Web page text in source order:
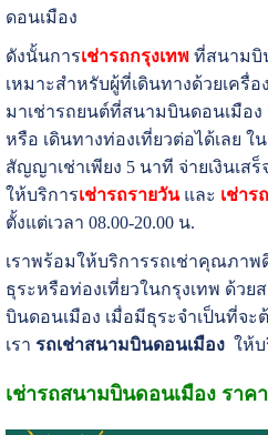
ดอนเมือง
ดังนั้นการเช่ารถกรุงเทพ ที่สนามบิ
เหมาะสำหรับผู้ที่เดินทางด้วยเครื่
มาเช่ารถยนต์ที่สนามบินดอนเมือง
หรือ เดินทางท่องเที่ยวต่อได้เลย
สัญญาเช่าเพียง 5 นาที จ่ายเงินเส
ให้บริการเช่ารถรายวันและ เช่าร
ตั้งแต่เวลา 08.00-20.00 น.
เราพร้อมให้บริการรถเช่าคุณภา
ธุระหรือท่องเที่ยวในกรุงเทพ ด้วย
บินดอนเมือง เมื่อมีธุระจำเป็นที่จ
เรา รถเช่าสนามบินดอนเมือง ให้
เช่ารถสนามบินดอนเมือง ราค